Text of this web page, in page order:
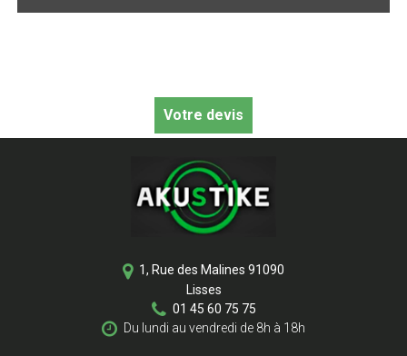
Votre devis
1, Rue des Malines 91090
Lisses
01 45 60 75 75
Du lundi au vendredi de 8h à 18h